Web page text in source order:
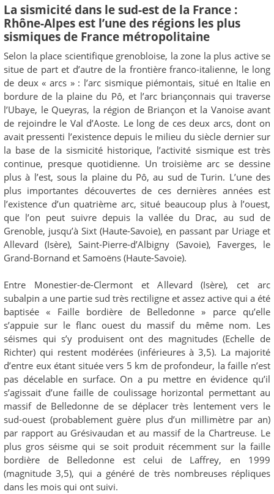
La sismicité dans le sud-est de la France :
Rhône-Alpes est l’une des régions les plus
sismiques de France métropolitaine
Selon la place scientifique grenobloise, la zone la plus active se
situe de part et d’autre de la frontière franco-italienne, le long
de deux « arcs » : l’arc sismique piémontais, situé en Italie en
bordure de la plaine du Pô, et l’arc briançonnais qui traverse
l’Ubaye, le Queyras, la région de Briançon et la Vanoise avant
de rejoindre le Val d’Aoste. Le long de ces deux arcs, dont on
avait pressenti l’existence depuis le milieu du siècle dernier sur
la base de la sismicité historique, l’activité sismique est très
continue, presque quotidienne. Un troisième arc se dessine
plus à l’est, sous la plaine du Pô, au sud de Turin. L’une des
plus importantes découvertes de ces dernières années est
l’existence d’un quatrième arc, situé beaucoup plus à l’ouest,
que l’on peut suivre depuis la vallée du Drac, au sud de
Grenoble, jusqu’à Sixt (Haute-Savoie), en passant par Uriage et
Allevard (Isère), Saint-Pierre-d’Albigny (Savoie), Faverges, le
Grand-Bornand et Samoëns (Haute-Savoie).
Entre Monestier-de-Clermont et Allevard (Isère), cet arc
subalpin a une partie sud très rectiligne et assez active qui a été
baptisée « Faille bordière de Belledonne » parce qu’elle
s’appuie sur le flanc ouest du massif du même nom. Les
séismes qui s’y produisent ont des magnitudes (Echelle de
Richter) qui restent modérées (inférieures à 3,5). La majorité
d’entre eux étant située vers 5 km de profondeur, la faille n’est
pas décelable en surface. On a pu mettre en évidence qu’il
s’agissait d’une faille de coulissage horizontal permettant au
massif de Belledonne de se déplacer très lentement vers le
sud-ouest (probablement guère plus d’un millimètre par an)
par rapport au Grésivaudan et au massif de la Chartreuse. Le
plus gros séisme qui se soit produit récemment sur la faille
bordière de Belledonne est celui de Laffrey, en 1999
(magnitude 3,5), qui a généré de très nombreuses répliques
dans les mois qui ont suivi.